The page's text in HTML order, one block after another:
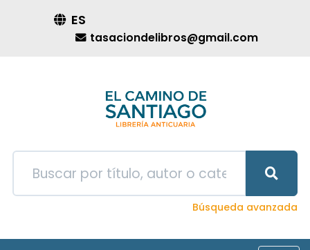
ES
tasaciondelibros@gmail.com
Búsqueda avanzada